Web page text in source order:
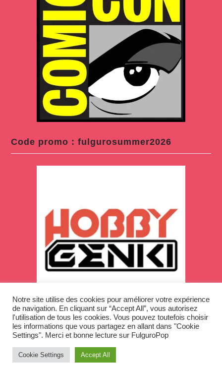
Code promo : fulgurosummer2026
Copyright © 2026
Notre site utilise des cookies pour améliorer votre expérience
de navigation. En cliquant sur “Accept All”, vous autorisez
l'utilisation de tous les cookies. Vous pouvez toutefois choisir
les informations que vous partagez en allant dans "Cookie
Settings". Merci et bonne lecture sur FulguroPop
Cookie Settings Accept All